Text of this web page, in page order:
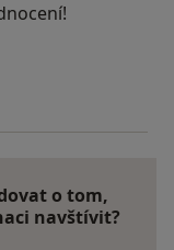
o tom,
navštívit?